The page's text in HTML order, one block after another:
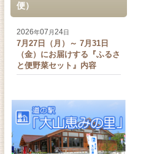
便）
2026年07 月24日
7月27日（月）～ 7月31日
（金）にお届けする『ふるさ
と便野菜セット』内容